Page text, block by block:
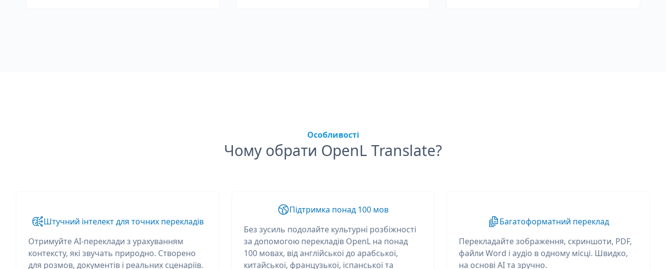
Особливості
Чому обрати OpenL Translate?
Штучний інтелект для точних перекладів
Отримуйте AI-переклади з урахуванням
контексту, які звучать природно. Створено
для розмов, документів і реальних сценаріїв.
Підтримка понад 100 мов
Без зусиль подолайте культурні розбіжності
за допомогою перекладів OpenL на понад
100 мовах, від англійської до арабської,
китайської, французької, іспанської та
Багатоформатний переклад
Перекладайте зображення, скриншоти, PDF,
файли Word і аудіо в одному місці. Швидко,
на основі AI та зручно.